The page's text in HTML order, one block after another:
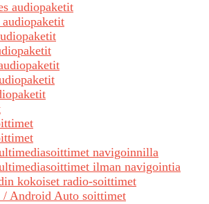
audiopaketit
audiopaketit
navigoinnilla
ilman navigointia
kokoiset radio-soittimet
/ Android Auto soittimet